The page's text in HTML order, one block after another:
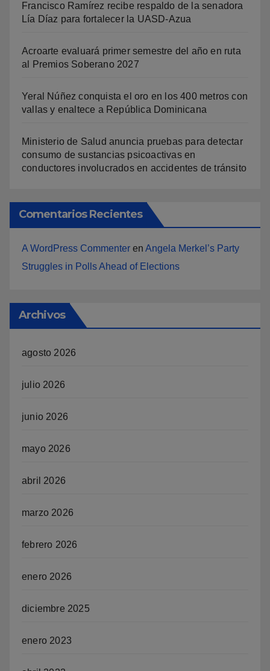
Francisco Ramírez recibe respaldo de la senadora
Lía Díaz para fortalecer la UASD-Azua
Acroarte evaluará primer semestre del año en ruta
al Premios Soberano 2027
Yeral Núñez conquista el oro en los 400 metros con
vallas y enaltece a República Dominicana
Ministerio de Salud anuncia pruebas para detectar
consumo de sustancias psicoactivas en
conductores involucrados en accidentes de tránsito
Comentarios Recientes
A WordPress Commenter en Angela Merkel’s Party
Struggles in Polls Ahead of Elections
Archivos
agosto 2026
julio 2026
junio 2026
mayo 2026
abril 2026
marzo 2026
febrero 2026
enero 2026
diciembre 2025
enero 2023